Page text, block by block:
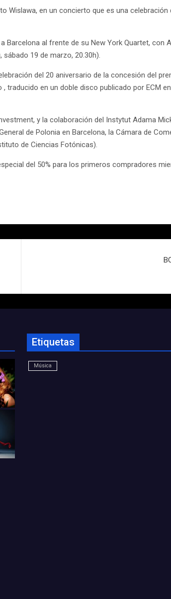
en un concierto que es una
al frente de su New York Quartet, con
19 de marzo, 20.30h).
del 20 aniversario de la concesión del
en un doble disco publicado por ECM
y la colaboración del Instytut Adama
de Polonia en Barcelona, ​​la Cámara de
de Ciencias Fotónicas).
del 50% para los primeros compradores
Etiquetas
Música